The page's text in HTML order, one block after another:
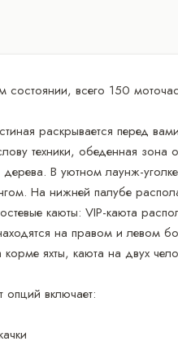
состоянии, всего 150
раскрывается перед
техники, обеденная
дерева. В уютном лаунж-
На нижней палубе
каюты: VIP-каюта
на правом и левом
яхты, каюта на двух
опций включает: